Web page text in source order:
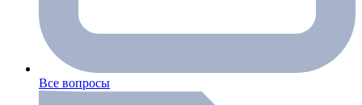
Все вопросы